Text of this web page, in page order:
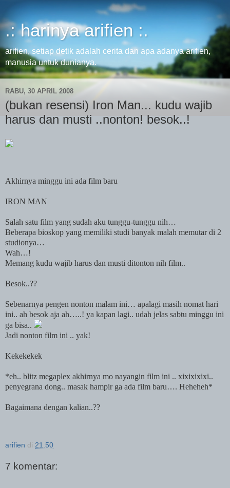
.: harinya arifien :.
arifien, setiap detik adalah cerita dan apa adanya arifien,
manusia untuk dunianya.
RABU, 30 APRIL 2008
(bukan resensi) Iron Man... kudu wajib
harus dan musti ..nonton! besok..!
Akhirnya minggu ini ada film baru
IRON MAN
Salah satu film yang sudah aku tunggu-tunggu nih…
Beberapa bioskop yang memiliki studi banyak malah memutar di 2
studionya…
Wah…!
Memang kudu wajib harus dan musti ditonton nih film..
Besok..??
Sebenarnya pengen nonton malam ini… apalagi masih nomat hari
ini.. ah besok aja ah…..! ya kapan lagi.. udah jelas sabtu minggu ini
ga bisa..
Jadi nonton film ini .. yak!
Kekekekek
*eh.. blitz megaplex akhirnya mo nayangin film ini .. xixixixixi..
penyegrana dong.. masak hampir ga ada film baru…. Heheheh*
Bagaimana dengan kalian..??
arifien di 21.50
7 komentar: